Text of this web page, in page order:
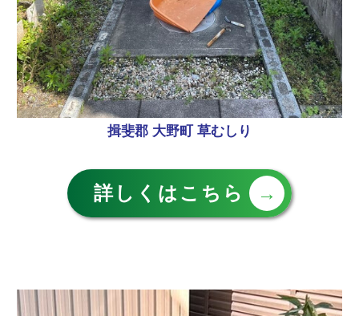
揖斐郡 大野町 草むしり
詳しくはこちら→